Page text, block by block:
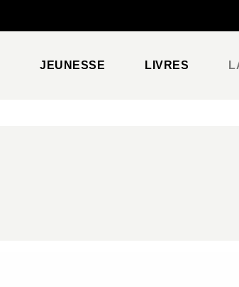
JEUNESSE LIVRES